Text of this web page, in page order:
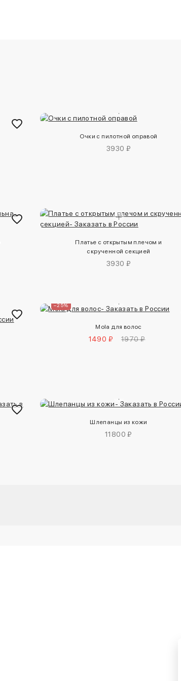
Очки с пилотной оправой
3930 ₽
Платье с открытым плечом и
скрученной секцией
3930 ₽
–25%
Mola для волос
1490 ₽ 1970 ₽
Шлепанцы из кожи
11800 ₽